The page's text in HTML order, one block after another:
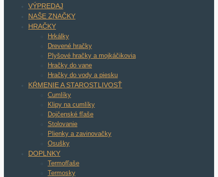
VÝPREDAJ
NAŠE ZNAČKY
HRAČKY
Hrkálky
Drevené hračky
Plyšové hračky a mojkáčikovia
Hračky do vane
Hračky do vody a piesku
KŔMENIE A STAROSTLIVOSŤ
Cumlíky
Klipy na cumlíky
Dojčenské fľaše
Stolovanie
Plienky a zavinovačky
Osušky
DOPLNKY
Termofľaše
Termosky